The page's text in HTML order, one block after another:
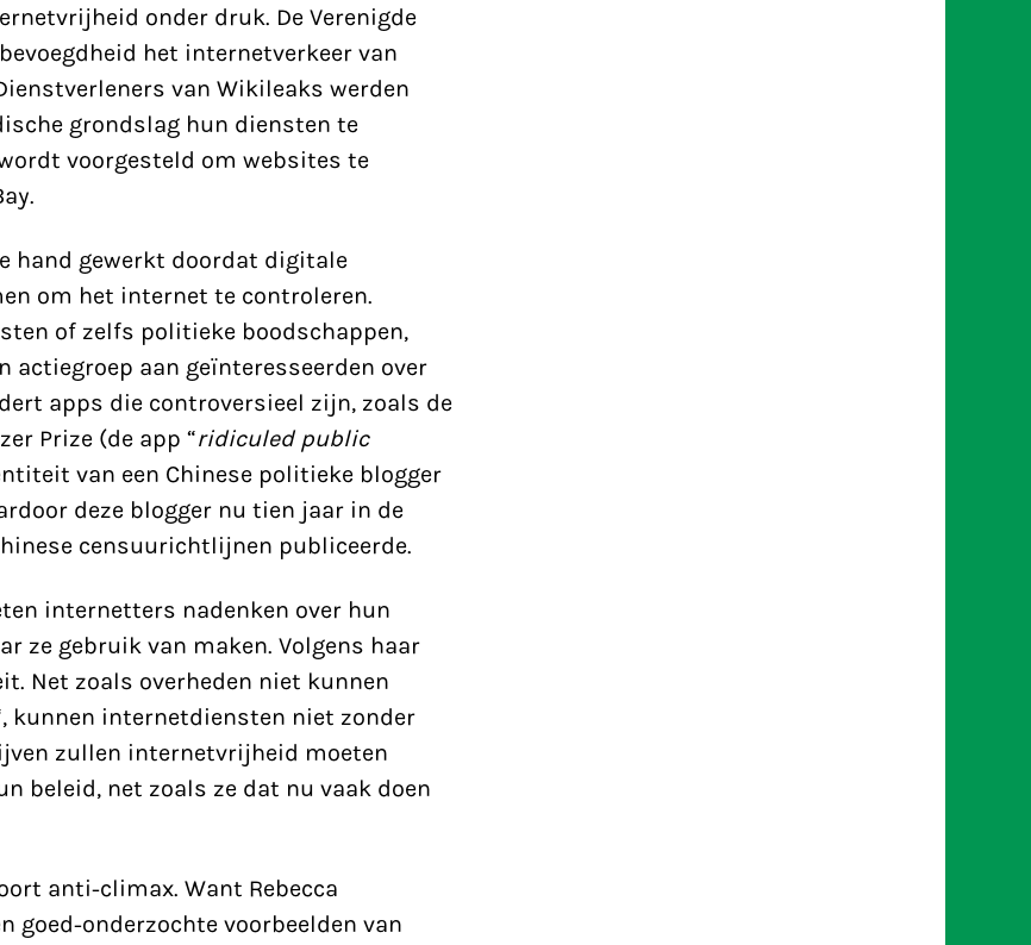
onder druk. De Verenigde
het internetverkeer van
van Wikileaks werden
grondslag hun diensten te
voorgesteld om websites te
hand gewerkt doordat digitale
om het internet te controleren.
of zelfs politieke boodschappen,
actiegroep aan geïnteresseerden over
apps die controversieel zijn, zoals de
Prize (de app “ridiculed public
van een Chinese politieke blogger
deze blogger nu tien jaar in de
censuurichtlijnen publiceerde.
internetters nadenken over hun
ze gebruik van maken. Volgens haar
Net zoals overheden niet kunnen
kunnen internetdiensten niet zonder
zullen internetvrijheid moeten
beleid, net zoals ze dat nu vaak doen
anti-climax. Want Rebecca
goed-onderzochte voorbeelden van